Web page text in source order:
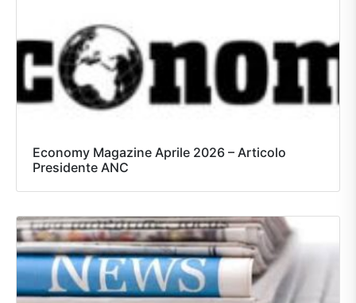
Economy Magazine Aprile 2026 – Articolo
Presidente ANC